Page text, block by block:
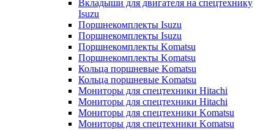
Вкладыши для двигателя на спецтехнику
Isuzu
Поршнекомплекты Isuzu
Поршнекомплекты Isuzu
Поршнекомплекты Komatsu
Поршнекомплекты Komatsu
Кольца поршневые Komatsu
Кольца поршневые Komatsu
Мониторы для спецтехники Hitachi
Мониторы для спецтехники Hitachi
Мониторы для спецтехники Komatsu
Мониторы для спецтехники Komatsu